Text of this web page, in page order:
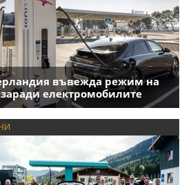
въвежда режим на
заради електромобилите